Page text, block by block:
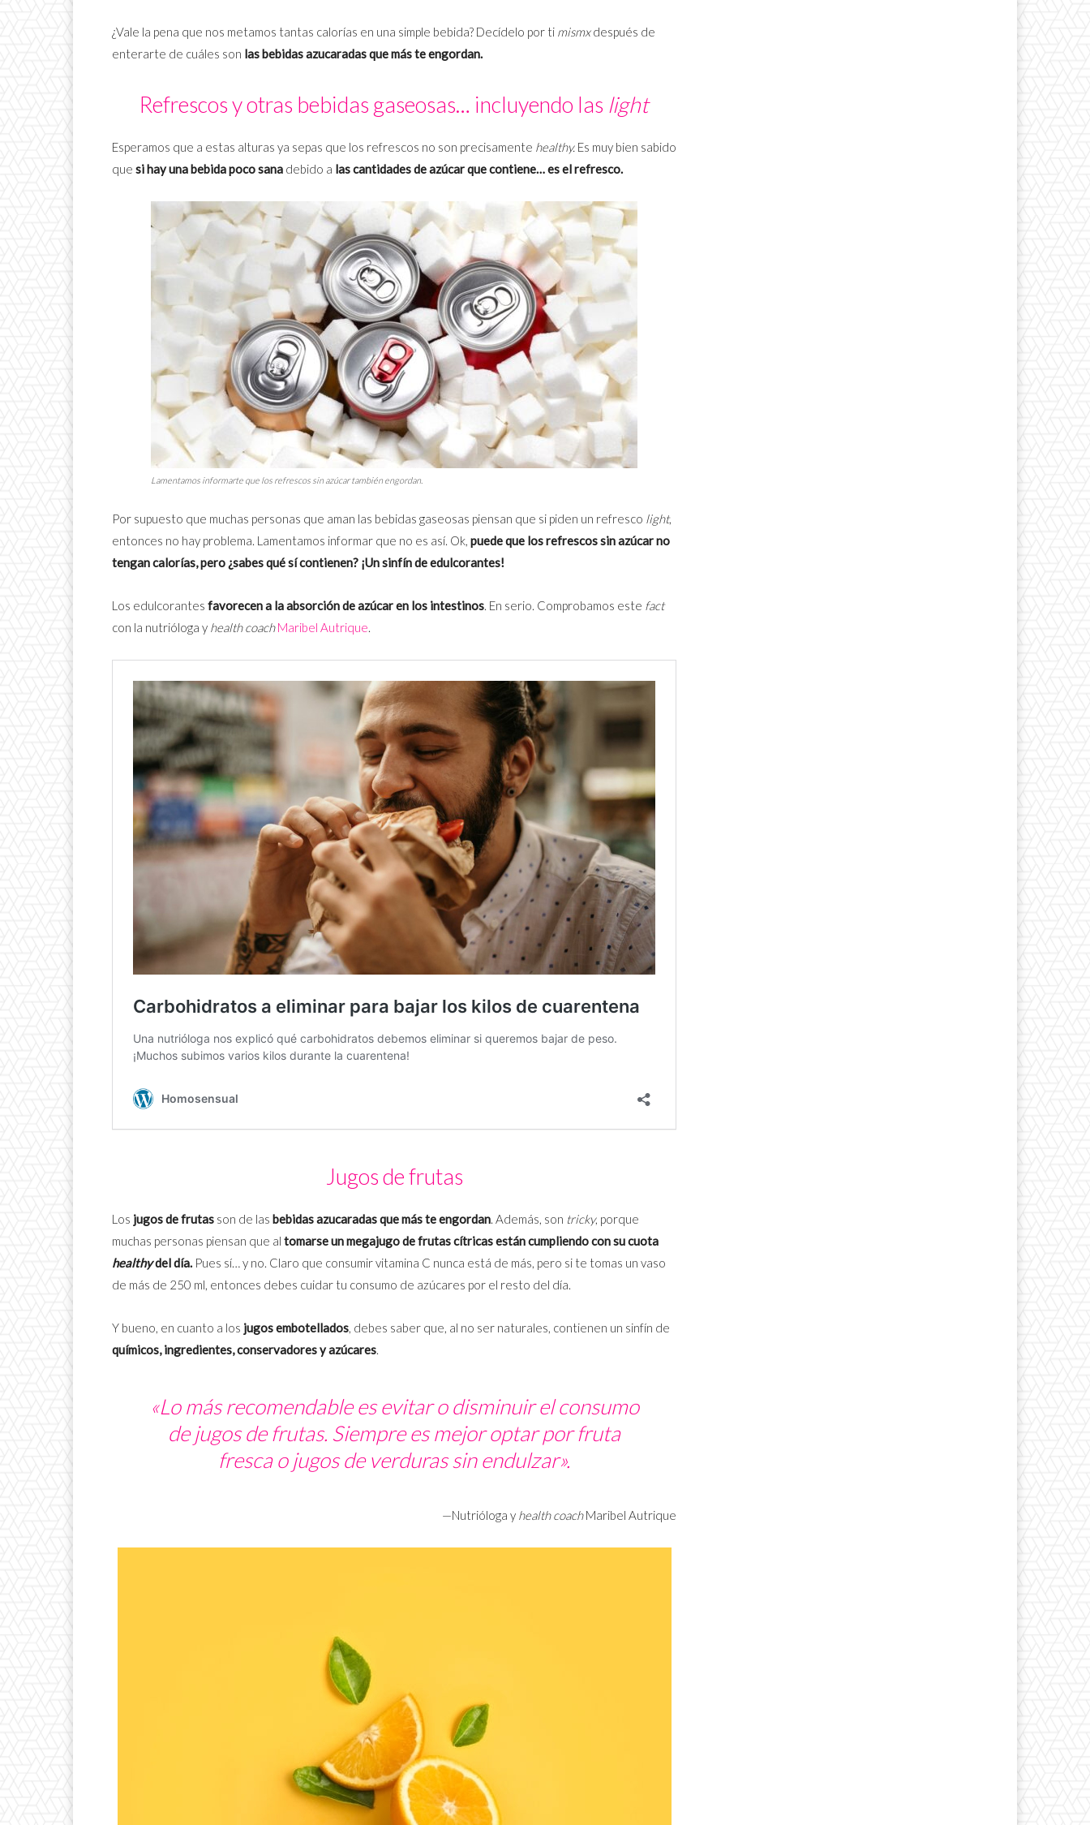
¿Vale la pena que nos metamos tantas calorías en una simple bebida? Decídelo por ti mismxdespués de
enterarte de cuáles son las bebidas azucaradas que más te engordan.
Refrescos y otras bebidas gaseosas… incluyendo las light
Esperamos que a estas alturas ya sepas que los refrescos no son precisamente healthy. Es muy bien sabido
que si hay una bebida poco sana debido a las cantidades de azúcar que contiene… es el refresco.
Lamentamos informarte que los refrescos sin azúcar también engordan.
Por supuesto que muchas personas que aman las bebidas gaseosas piensan que si piden un refresco light,
entonces no hay problema. Lamentamos informar que no es así. Ok, puede que los refrescos sin azúcar no
tengan calorías, pero ¿sabes qué sí contienen? ¡Un sinfín de edulcorantes!
Los edulcorantes favorecen a la absorción de azúcar en los intestinos. En serio. Comprobamos este fact
con la nutrióloga y health coach Maribel Autrique.
Jugos de frutas
Los jugos de frutas son de las bebidas azucaradas que más te engordan. Además, son tricky, porque
muchas personas piensan que al tomarse un megajugo de frutas cítricas están cumpliendo con su cuota
healthydel día. Pues sí… y no. Claro que consumir vitamina C nunca está de más, pero si te tomas un vaso
de más de 250 ml, entonces debes cuidar tu consumo de azúcares por el resto del día.
Y bueno, en cuanto a los jugos embotellados, debes saber que, al no ser naturales, contienen un sinfín de
químicos, ingredientes, conservadores y azúcares.
«Lo más recomendable es evitar o disminuir el consumo
de jugos de frutas. Siempre es mejor optar por fruta
fresca o jugos de verduras sin endulzar».
—Nutrióloga y health coachMaribel Autrique